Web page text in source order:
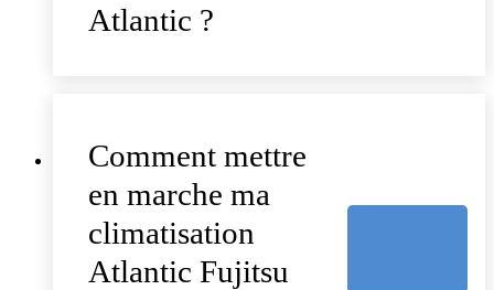
Atlantic ?
Comment mettre
en marche ma
climatisation
Atlantic Fujitsu